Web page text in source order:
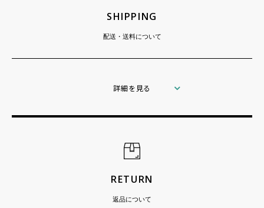
SHIPPING
配送・送料について
詳細を見る
RETURN
返品について